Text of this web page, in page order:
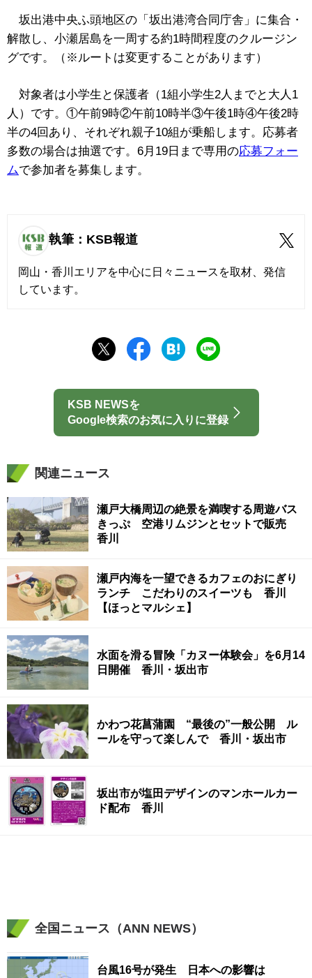
坂出港中央ふ頭地区の「坂出港湾合同庁舎」に集合・
解散し、小瀬居島を一周する約1時間程度のクルージン
グです。（※ルートは変更することがあります）
対象者は小学生と保護者（1組小学生2人までと大人1
人）です。①午前9時②午前10時半③午後1時④午後2時
半の4回あり、それぞれ親子10組が乗船します。応募者
多数の場合は抽選です。6月19日まで専用の応募フォー
ムで参加者を募集します。
執筆：KSB報道
岡山・香川エリアを中心に日々ニュースを取材、発信
しています。
KSB NEWSを
Google検索のお気に入りに登録
関連ニュース
瀬戸大橋周辺の絶景を満喫する周遊バス
きっぷ 空港リムジンとセットで販売
香川
瀬戸内海を一望できるカフェのおにぎり
ランチ こだわりのスイーツも 香川
【ほっとマルシェ】
水面を滑る冒険「カヌー体験会」を6月14
日開催 香川・坂出市
かわつ花菖蒲園 “最後の”一般公開 ル
ールを守って楽しんで 香川・坂出市
坂出市が塩田デザインのマンホールカー
ド配布 香川
全国ニュース（ANN NEWS）
台風16号が発生 日本への影響は